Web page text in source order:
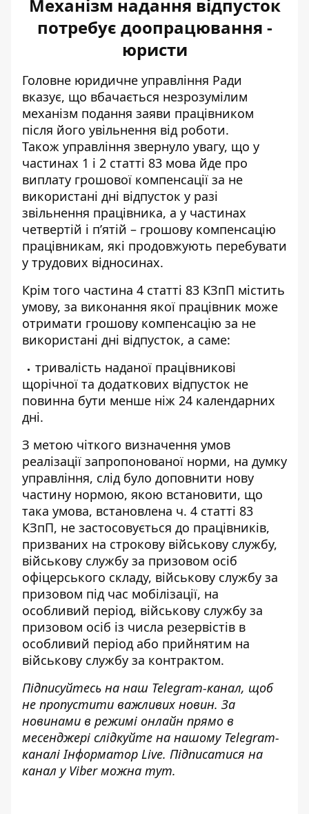
Механізм надання відпусток
потребує доопрацювання -
юристи
Головне юридичне управління Ради
вказує, що вбачається незрозумілим
механізм подання заяви працівником
після його увільнення від роботи.
Також управління звернуло увагу, що у
частинах 1 і 2 статті 83 мова йде про
виплату грошової компенсації за не
використані дні відпусток у разі
звільнення працівника, а у частинах
четвертій і п’ятій – грошову компенсацію
працівникам, які продовжують перебувати
у трудових відносинах.
Крім того частина 4 статті 83 КЗпП містить
умову, за виконання якої працівник може
отримати грошову компенсацію за не
використані дні відпусток, а саме:
тривалість наданої працівникові
щорічної та додаткових відпусток не
повинна бути менше ніж 24 календарних
дні.
З метою чіткого визначення умов
реалізації запропонованої норми, на думку
управління, слід було доповнити нову
частину нормою, якою встановити, що
така умова, встановлена ч. 4 статті 83
КЗпП, не застосовується до працівників,
призваних на строкову військову службу,
військову службу за призовом осіб
офіцерського складу, військову службу за
призовом під час мобілізації, на
особливий період, військову службу за
призовом осіб із числа резервістів в
особливий період або прийнятим на
військову службу за контрактом.
Підписуйтесь на наш Telegram-канал, щоб
не пропустити важливих новин. За
новинами в режимі онлайн прямо в
месенджері слідкуйте на нашому Telegram-
каналіІнформатор Live. Підписатися на
канал у Viber можна тут.